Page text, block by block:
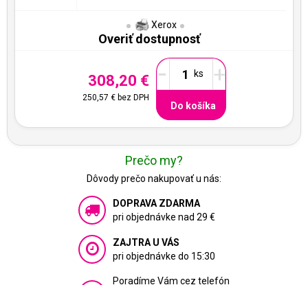
Xerox
Overiť dostupnosť
308,20 €
250,57 €bez DPH
- +
Do košíka
Prečo my?
Dôvody prečo nakupovať u nás:
DOPRAVA ZDARMA
pri objednávke nad 29 €
ZAJTRA U VÁS
pri objednávke do 15:30
Poradíme Vám cez telefón